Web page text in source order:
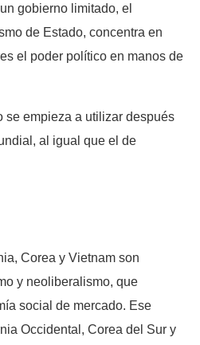
gobierno limitado, el
de Estado, concentra en
el poder político en manos de
se empieza a utilizar después
al igual que el de
Corea y Vietnam son
y neoliberalismo, que
social de mercado. Ese
Occidental, Corea del Sur y